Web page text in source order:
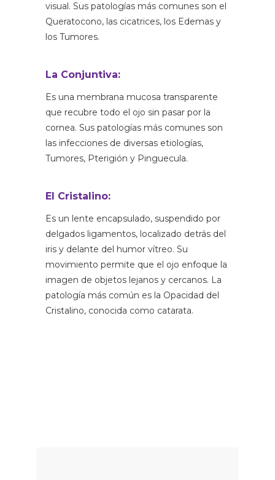
visual. Sus patologías más comunes son el
Queratocono, las cicatrices, los Edemas y
los Tumores.
La Conjuntiva:
Es una membrana mucosa transparente
que recubre todo el ojo sin pasar por la
cornea. Sus patologías más comunes son
las infecciones de diversas etiologías,
Tumores, Pterigión y Pinguecula.
El Cristalino:
Es un lente encapsulado, suspendido por
delgados ligamentos, localizado detrás del
iris y delante del humor vítreo. Su
movimiento permite que el ojo enfoque la
imagen de objetos lejanos y cercanos. La
patología más común es la Opacidad del
Cristalino, conocida como catarata.